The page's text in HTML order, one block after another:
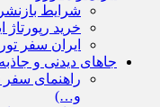
شرایط
خرید رپورتاژ
ایران سفر تور
جاهای دیدنی و
راهنمای
و…)